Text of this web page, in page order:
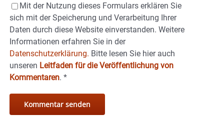
Mit der Nutzung dieses Formulars erklären Sie
sich mit der Speicherung und Verarbeitung Ihrer
Daten durch diese Website einverstanden. Weitere
Informationen erfahren Sie in der
Datenschutzerklärung. Bitte lesen Sie hier auch
unseren Leitfaden für die Veröffentlichung von
Kommentaren. *